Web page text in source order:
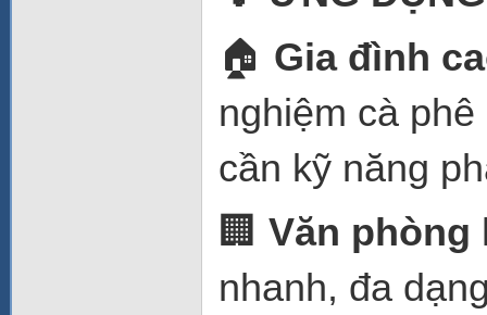
🏠 Gia đình
nghiệm cà
cần kỹ năng
🏢 Văn phòng
nhanh, đa